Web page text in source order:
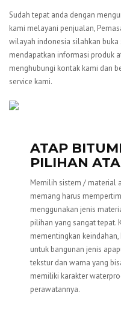
Sudah tepat anda dengan
kami melayani penjualan,
wilayah indonesia silahkan
mendapatkan informasi produk
menghubungi kontak kami dan
service kami.
ATAP
PILIHAN
Memilih sistem / material
memang harus
menggunakan jenis
pilihan yang sangat tepat.
mementingkan
untuk bangunan jenis
tekstur dan warna yang
memiliki karakter
perawatannya.